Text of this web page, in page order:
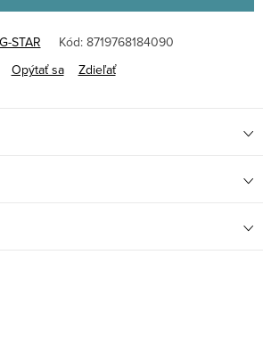
G-STAR Kód: 8719768184090
Opýtať sa
Zdieľať